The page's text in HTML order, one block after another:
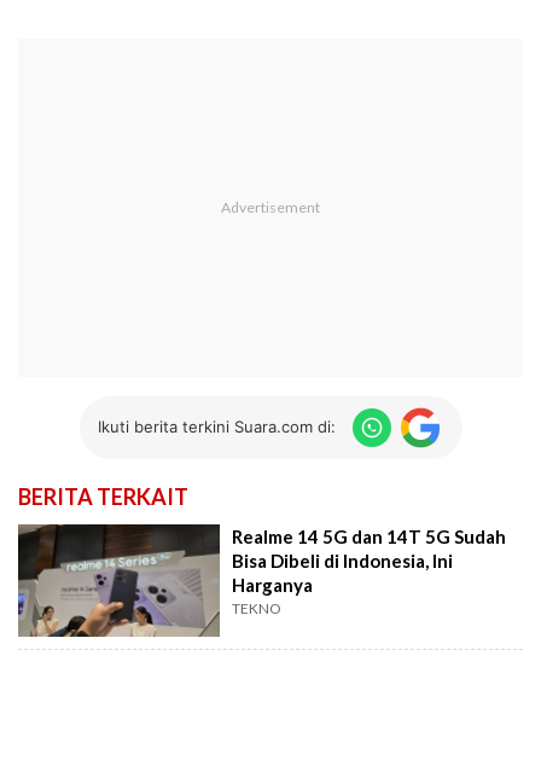
Ikuti berita terkini Suara.com di:
BERITA TERKAIT
Realme 14 5G dan 14T 5G Sudah
Bisa Dibeli di Indonesia, Ini
Harganya
TEKNO